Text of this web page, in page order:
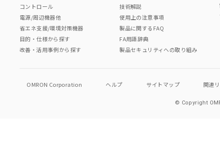
コントロール
電源/周辺機器他
省エネ支援/環境対策機器
目的・仕様から探す
改善・活用事例から探す
技術解説
使用上の注意事項
製品に関するFAQ
FA用語辞典
製品セキュリティへの取り組み
OMRON Corporation ヘルプ サイトマップ 関連
© Copyright